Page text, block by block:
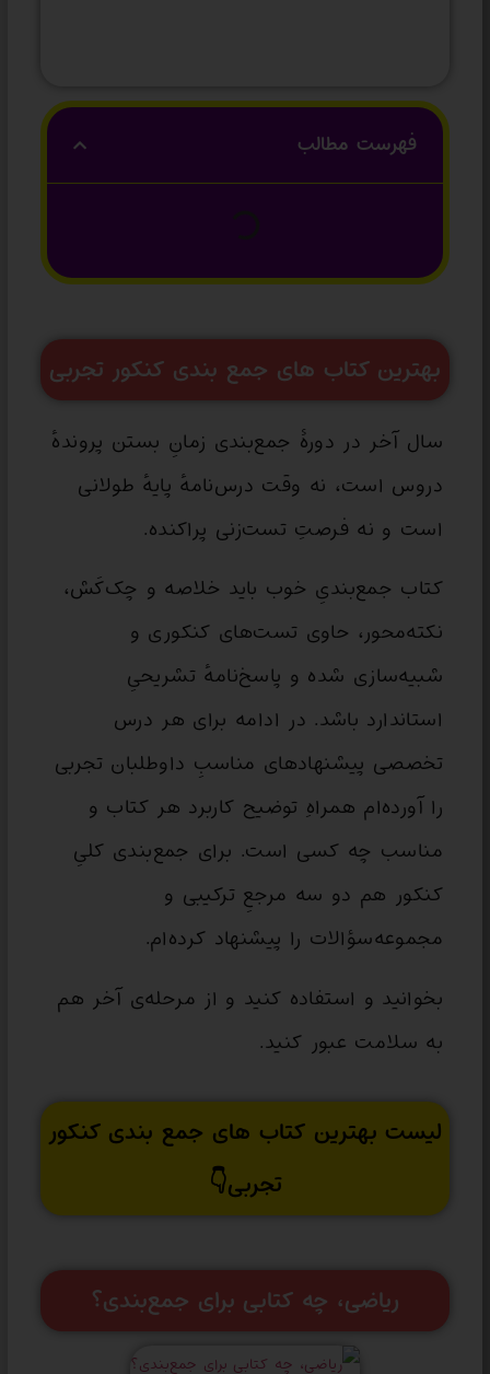
فهرست مطالب
بهترین کتاب های جمع بندی کنکور تجربی
سال آخر در دورۀ جمع‌بندی زمانِ بستن پروندهٔ
دروس است، نه وقت درس‌نامهٔ پایهٔ طولانی
است و نه فرصتِ تست‌زنی پراکنده.
کتاب جمع‌بندیِ خوب باید خلاصه و چک‌کَش،
نکته‌محور، حاوی تست‌های کنکوری و
شبیه‌سازی شده و پاسخ‌نامهٔ تشریحیِ
استاندارد باشد. در ادامه برای هر درس
تخصصی پیشنهادهای مناسبِ داوطلبان تجربی
را آورده‌ام همراهِ توضیح کاربرد هر کتاب و
مناسب چه کسی است. برای جمع‌بندی کلیِ
کنکور هم دو سه مرجعِ ترکیبی و
مجموعه‌سؤالات را پیشنهاد کرده‌ام.
بخوانید و استفاده کنید و از مرحله‌ی آخر هم
به سلامت عبور کنید.
لیست بهترین کتاب های جمع بندی کنکور
تجربی👇
ریاضی، چه کتابی برای جمع‌بندی؟